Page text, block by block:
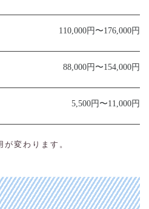
110,000円〜176,000円
88,000円〜154,000円
5,500円〜11,000円
変わります。